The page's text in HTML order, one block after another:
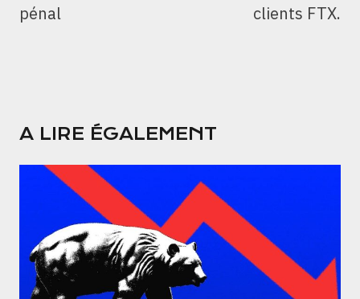
pénal
clients FTX.
A LIRE ÉGALEMENT